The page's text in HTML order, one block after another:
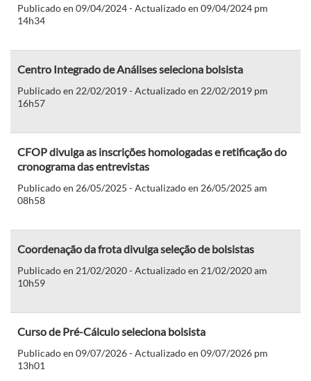
Publicado en 09/04/2024 - Actualizado en 09/04/2024 pm
14h34
Centro Integrado de Análises seleciona bolsista
Publicado en 22/02/2019 - Actualizado en 22/02/2019 pm
16h57
CFOP divulga as inscrições homologadas e retificação do
cronograma das entrevistas
Publicado en 26/05/2025 - Actualizado en 26/05/2025 am
08h58
Coordenação da frota divulga seleção de bolsistas
Publicado en 21/02/2020 - Actualizado en 21/02/2020 am
10h59
Curso de Pré-Cálculo seleciona bolsista
Publicado en 09/07/2026 - Actualizado en 09/07/2026 pm
13h01